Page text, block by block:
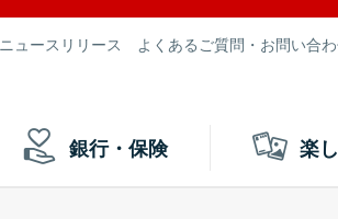
ニュースリリース よくあるご質問・お問い合
銀行・保険 楽